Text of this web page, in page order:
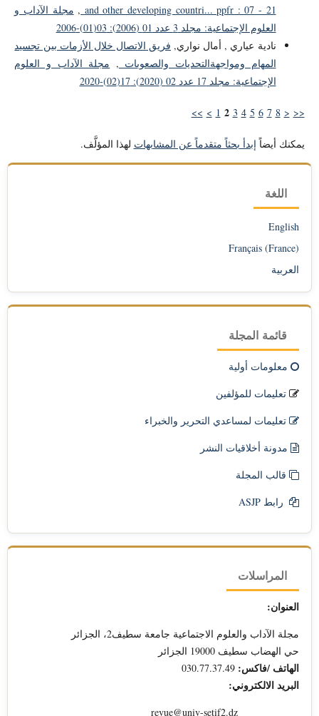
and other developing countri... ppfr : 07 - 21
, مجلة الآداب و
العلوم الإجتماعية: مجلد 3 عدد 01 (2006): 03(01)-2006
نادية عياري , أمال نواري, فريق الاتصال خلال الأزمات بين تجسيد
المهام ومواجهةالتحديات والصعوبات , مجلة الآداب و العلوم
الإجتماعية: مجلد 17 عدد 02 (2020): 17(02)-2020
<<
<
1 2 3 4 5 6 7 8
>
>>
يمكنك أيضاً إبدأ بحثاً متقدماً عن المشابهات لهذا المؤلَّف.
اللغة
English
Français (France)
العربية
قائمة المجلة
معلومات أولية
تعليمات للمؤلفين
تعليمات لمساعدي التحرير والخبراء
مدونة أخلاقيات النشر
قالب المجلة
رابط ASJP
المراسلات
العنوان:
مجلة الآداب والعلوم الاجتماعية جامعة سطيف2، الجزائر
حي الهضاب سطيف 19000 الجزائر
الهاتف /فاكس:
البريد الالكتروني: